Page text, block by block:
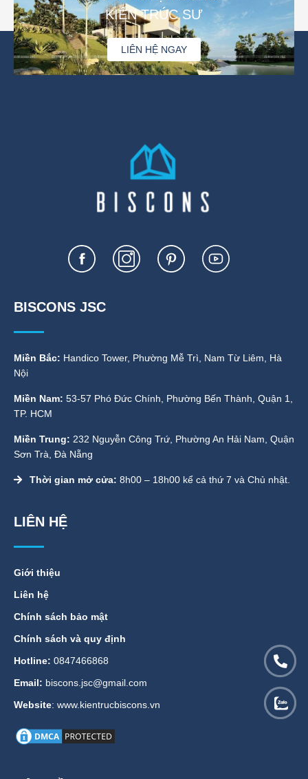
KIẾN TRÚC SƯ
LIÊN HỆ NGAY
BISCONS JSC
Miền Bắc: Handico Tower, Phường Mễ Trì, Nam Từ Liêm, Hà
Nội
Miền Nam: 53-57 Phó Đức Chính, Phường Bến Thành, Quận 1,
TP. HCM
Miền Trung: 232 Nguyễn Công Trứ, Phường An Hải Nam, Quận
Sơn Trà, Đà Nẵng
Thời gian mở cửa: 8h00 – 18h00 kể cả thứ 7 và Chủ nhật.
LIÊN HỆ
Giới thiệu
Liên hệ
Chính sách bảo mật
Chính sách và quy định
Hotline: 0847466868
Email: biscons.jsc@gmail.com
Website: www.kientrucbiscons.vn